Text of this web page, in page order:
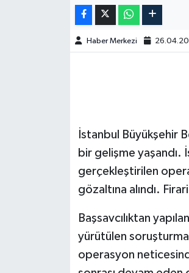
Haber Merkezi
İstanbul Büyükşehir
bir gelişme yaşandı.
gerçekleştirilen
gözaltına alındı.
Başsavcılıktan
yürütülen soruşturma
operasyon